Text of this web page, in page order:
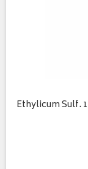
Ethylicum Sulf.